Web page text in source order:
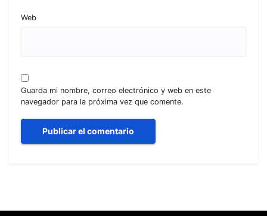
Web
Guarda mi nombre, correo electrónico y web en este
navegador para la próxima vez que comente.